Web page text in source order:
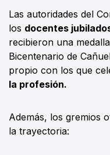
Las autoridades del
los docentes
recibieron una
Bicentenario de
propio con los que
la profesión.
Además, los gremios
la trayectoria: